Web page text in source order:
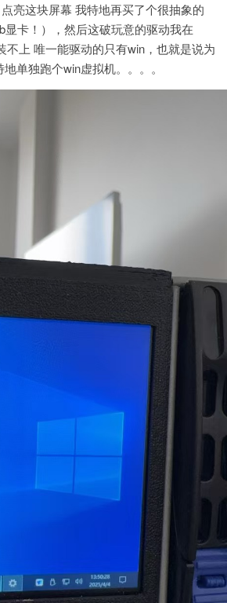
亮这块屏幕 我特地再买了个很抽象的
显卡！），然后这破玩意的驱动我在
不上 唯一能驱动的只有win，也就是说为
单独跑个win虚拟机。。。。